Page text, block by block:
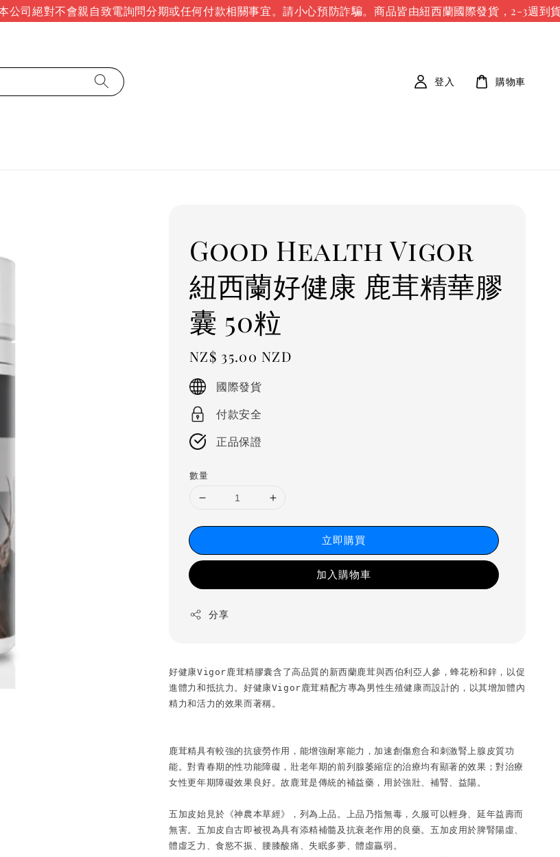
司絕對不會親自致電詢問分期或任何付款相關事宜。請小心預防詐騙。商品皆由紐西蘭國際發貨，2-3週到貨時
登入 購物車
Good Health Vigor
紐西蘭好健康 鹿茸精華膠
囊 50粒
Regular
price
NZ$ 35.00 NZD
國際發貨
付款安全
正品保證
數量
立即購買
加入購物車
分享
好健康Vigor鹿茸精膠囊含了高品質的新西蘭鹿茸與西伯利亞人參，蜂花粉和鋅，以促
進體力和抵抗力。好健康Vigor鹿茸精配方專為男性生殖健康而設計的，以其增加體內
精力和活力的效果而著稱。
鹿茸精具有較強的抗疲勞作用，能增強耐寒能力，加速創傷愈合和刺激腎上腺皮質功
能。對青春期的性功能障礙，壯老年期的前列腺萎縮症的治療均有顯著的效果；對治療
女性更年期障礙效果良好。故鹿茸是傳統的補益藥，用於強壯、補腎、益陽。
五加皮始見於《神農本草經》，列為上品。上品乃指無毒，久服可以輕身、延年益壽而
無害。五加皮自古即被視為具有添精補髓及抗衰老作用的良藥。五加皮用於脾腎陽虛、
體虛乏力、食慾不振、腰膝酸痛、失眠多夢、體虛贏弱。